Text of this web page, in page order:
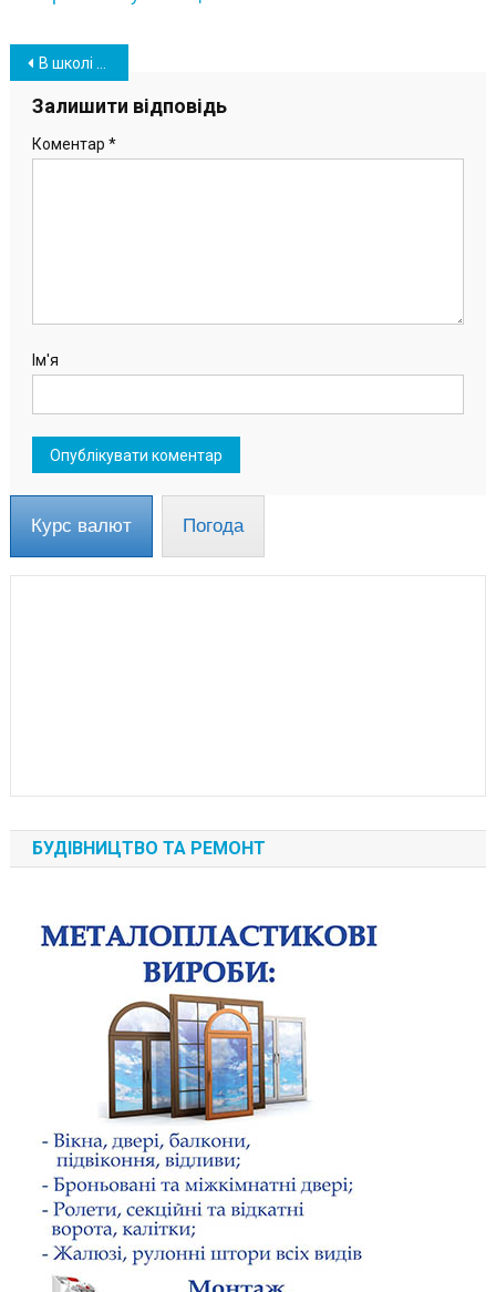
Навігація
записів
В школі Южного впроваджують пропускний режим: завершується монтаж обладнання (фото)
Залишити відповідь
Коментар *
Ім'я
Курс валют Погода
БУДІВНИЦТВО ТА РЕМОНТ